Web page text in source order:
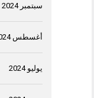
سبتمبر 2024
أغسطس 2024
يوليو 2024